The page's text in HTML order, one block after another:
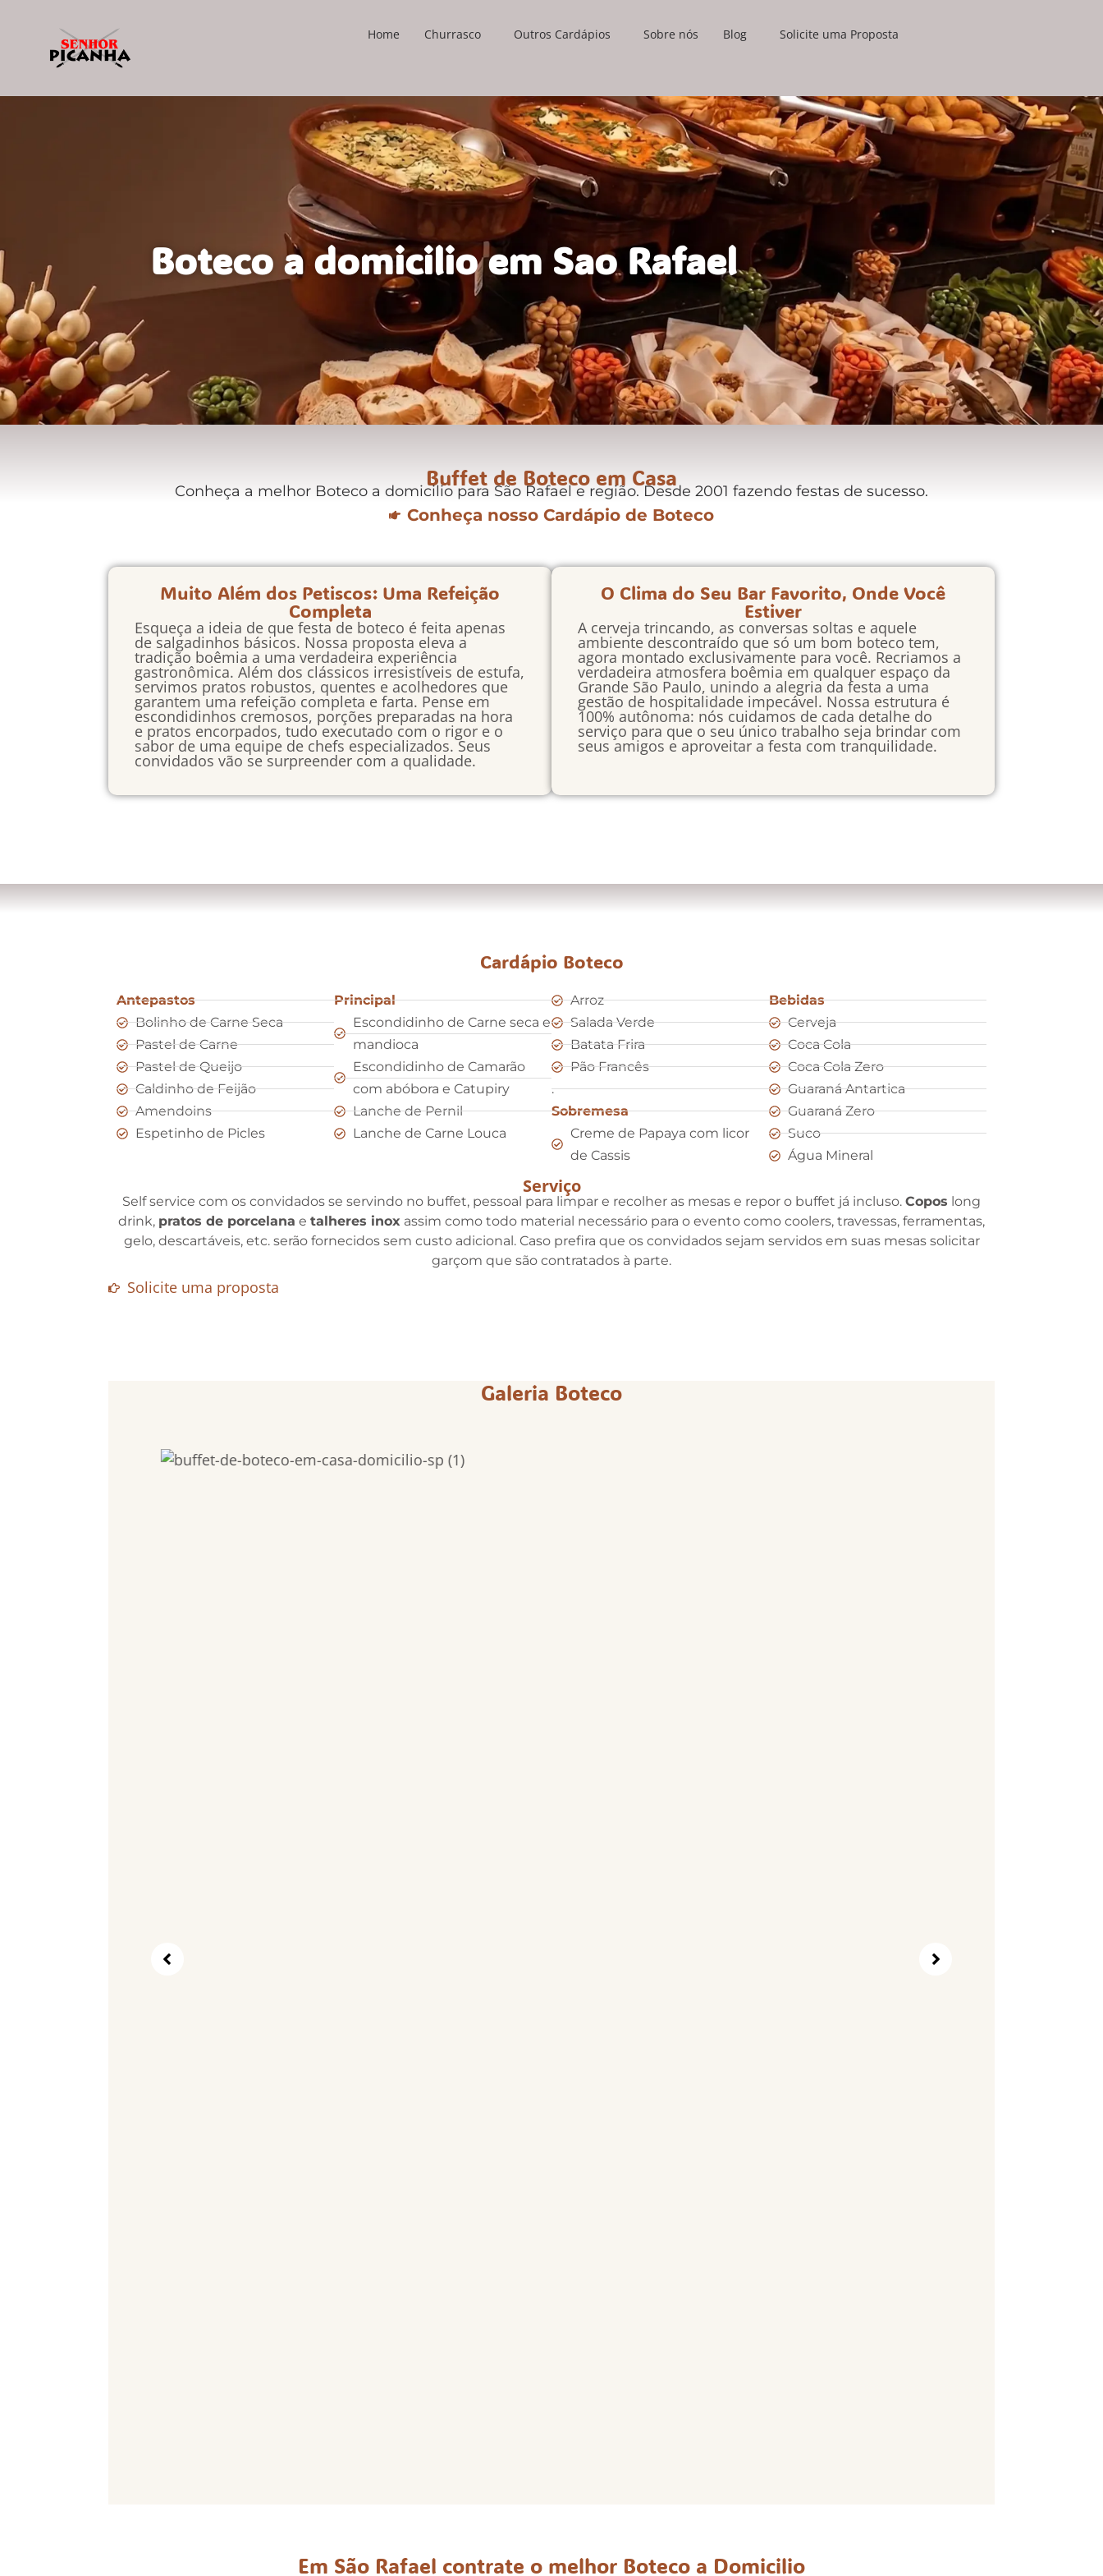
Home Churrasco Outros Cardápios Sobre nós Blog Solicite uma Proposta
Boteco a domicilio em Sao Rafael
Buffet de Boteco em Casa
Conheça a melhor Boteco a domicilio para São Rafael e região. Desde 2001 fazendo festas de sucesso.
Conheça nosso Cardápio de Boteco
Muito Além dos Petiscos: Uma Refeição
Completa
Esqueça a ideia de que festa de boteco é feita apenas
de salgadinhos básicos. Nossa proposta eleva a
tradição boêmia a uma verdadeira experiência
gastronômica. Além dos clássicos irresistíveis de estufa,
servimos pratos robustos, quentes e acolhedores que
garantem uma refeição completa e farta. Pense em
escondidinhos cremosos, porções preparadas na hora
e pratos encorpados, tudo executado com o rigor e o
sabor de uma equipe de chefs especializados. Seus
convidados vão se surpreender com a qualidade.
O Clima do Seu Bar Favorito, Onde Você
Estiver
A cerveja trincando, as conversas soltas e aquele
ambiente descontraído que só um bom boteco tem,
agora montado exclusivamente para você. Recriamos a
verdadeira atmosfera boêmia em qualquer espaço da
Grande São Paulo, unindo a alegria da festa a uma
gestão de hospitalidade impecável. Nossa estrutura é
100% autônoma: nós cuidamos de cada detalhe do
serviço para que o seu único trabalho seja brindar com
seus amigos e aproveitar a festa com tranquilidade.
Cardápio Boteco
Antepastos
Bolinho de Carne Seca
Pastel de Carne
Pastel de Queijo
Caldinho de Feijão
Amendoins
Espetinho de Picles
Principal
Escondidinho de Carne seca e
mandioca
Escondidinho de Camarão
com abóbora e Catupiry
Lanche de Pernil
Lanche de Carne Louca
Arroz
Salada Verde
Batata Frira
Pão Francês
.
Sobremesa
Creme de Papaya com licor
de Cassis
Bebidas
Cerveja
Coca Cola
Coca Cola Zero
Guaraná Antartica
Guaraná Zero
Suco
Água Mineral
Serviço
Self service com os convidados se servindo no buffet, pessoal para limpar e recolher as mesas e repor o buffet já incluso. Copos long
drink, pratos de porcelana e talheres inox assim como todo material necessário para o evento como coolers, travessas, ferramentas,
gelo, descartáveis, etc. serão fornecidos sem custo adicional. Caso prefira que os convidados sejam servidos em suas mesas solicitar
garçom que são contratados à parte.
Solicite uma proposta
Galeria Boteco
Em São Rafael contrate o melhor Boteco a Domicilio